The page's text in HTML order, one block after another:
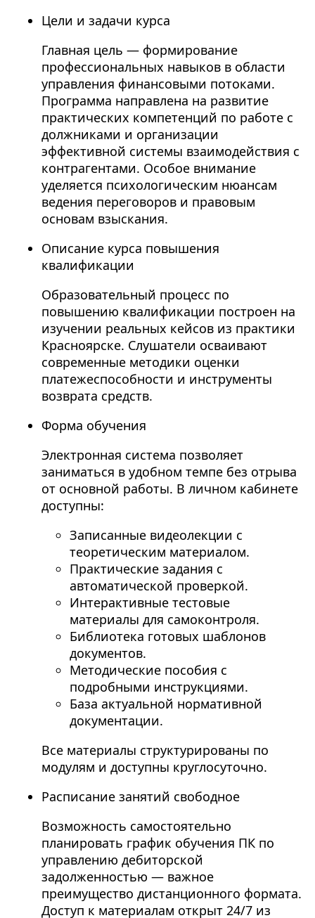
Цели и задачи курса
Главная цель — формирование
профессиональных навыков в области
управления финансовыми потоками.
Программа направлена на развитие
практических компетенций по работе с
должниками и организации
эффективной системы взаимодействия с
контрагентами. Особое внимание
уделяется психологическим нюансам
ведения переговоров и правовым
основам взыскания.
Описание курса повышения
квалификации
Образовательный процесс по
повышению квалификации построен на
изучении реальных кейсов из практики
Красноярске. Слушатели осваивают
современные методики оценки
платежеспособности и инструменты
возврата средств.
Форма обучения
Электронная система позволяет
заниматься в удобном темпе без отрыва
от основной работы. В личном кабинете
доступны:
Записанные видеолекции с
теоретическим материалом.
Практические задания с
автоматической проверкой.
Интерактивные тестовые
материалы для самоконтроля.
Библиотека готовых шаблонов
документов.
Методические пособия с
подробными инструкциями.
База актуальной нормативной
документации.
Все материалы структурированы по
модулям и доступны круглосуточно.
Расписание занятий свободное
Возможность самостоятельно
планировать график обучения ПК по
управлению дебиторской
задолженностью — важное
преимущество дистанционного формата.
Доступ к материалам открыт 24/7 из